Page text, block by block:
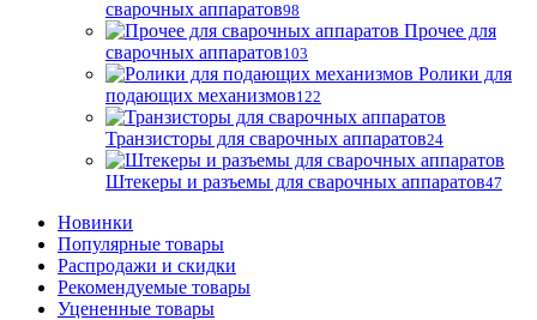
сварочных аппаратов98
Прочее для
сварочных аппаратов103
Ролики для
подающих механизмов122
Транзисторы для сварочных аппаратов24
Штекеры и разъемы для сварочных аппаратов47
Новинки
Популярные товары
Распродажи и скидки
Рекомендуемые товары
Уцененные товары